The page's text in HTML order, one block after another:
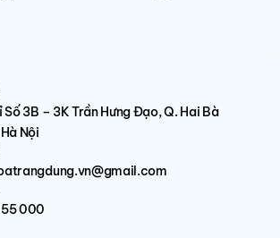
3B – 3K Trần Hưng Đạo, Q. Hai Bà
Nội
000